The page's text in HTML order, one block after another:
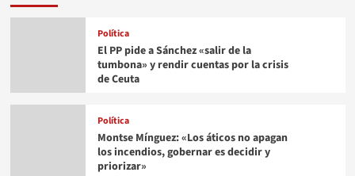
Política
El PP pide a Sánchez «salir de la
tumbona» y rendir cuentas por la crisis
de Ceuta
Política
Montse Mínguez: «Los áticos no apagan
los incendios, gobernar es decidir y
priorizar»